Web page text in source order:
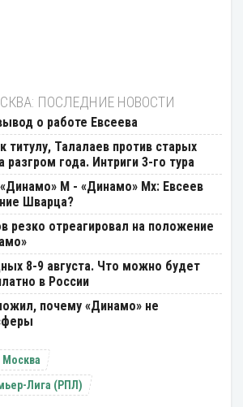
ПОСЛЕДНИЕ НОВОСТИ
о работе Евсеева
титулу, Талалаев против старых
года. Интриги 3-го тура
М - «Динамо» Мх: Евсеев
Шварца?
резко отреагировал на положение
8-9 августа. Что можно будет
в России
почему «Динамо» не
Лига (РПЛ)